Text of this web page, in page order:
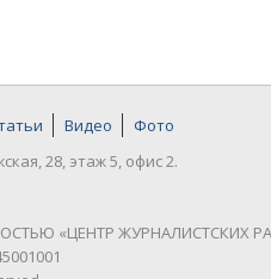
Видео
Фото
28, этаж 5, офис 2.
«ЦЕНТР ЖУРНАЛИСТСКИХ